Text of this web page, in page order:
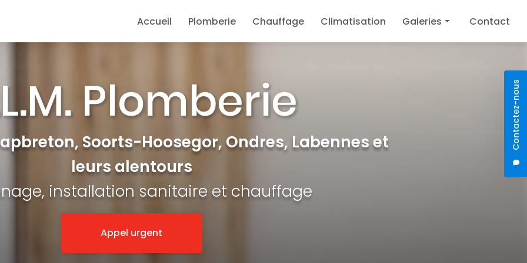
Contactez-nous
Accueil
Plomberie Chauffage Climatisation Galeries Contact
Soorts-Hoosegor, Ondres, Labennes et
leurs alentours
installation sanitaire et chauffage
Appel urgent